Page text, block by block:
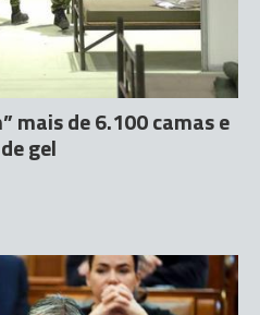
mais de 6.100 camas e
gel